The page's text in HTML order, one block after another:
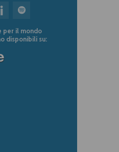
per il mondo
disponibili su: